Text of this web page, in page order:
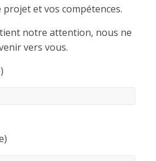
et vos compétences.
notre attention, nous ne
vers vous.